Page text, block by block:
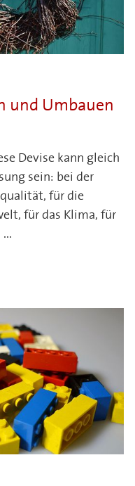
und Umbauen
Devise kann gleich
sein: bei der
für die
für das Klima, für